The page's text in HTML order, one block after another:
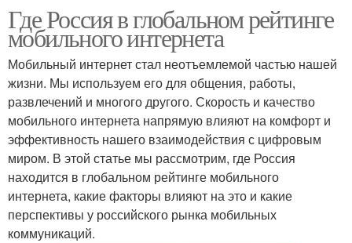
Где Россия в глобальном рейтинге
мобильного интернета
Мобильный интернет стал неотъемлемой частью нашей
жизни. Мы используем его для общения, работы,
развлечений и многого другого. Скорость и качество
мобильного интернета напрямую влияют на комфорт и
эффективность нашего взаимодействия с цифровым
миром. В этой статье мы рассмотрим, где Россия
находится в глобальном рейтинге мобильного
интернета, какие факторы влияют на это и какие
перспективы у российского рынка мобильных
коммуникаций.